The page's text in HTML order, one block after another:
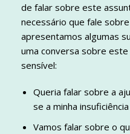
de falar sobre este
necessário que fale
apresentamos algumas
uma conversa sobre
sensível:
Queria falar sobre a
se a minha
Vamos falar sobre o